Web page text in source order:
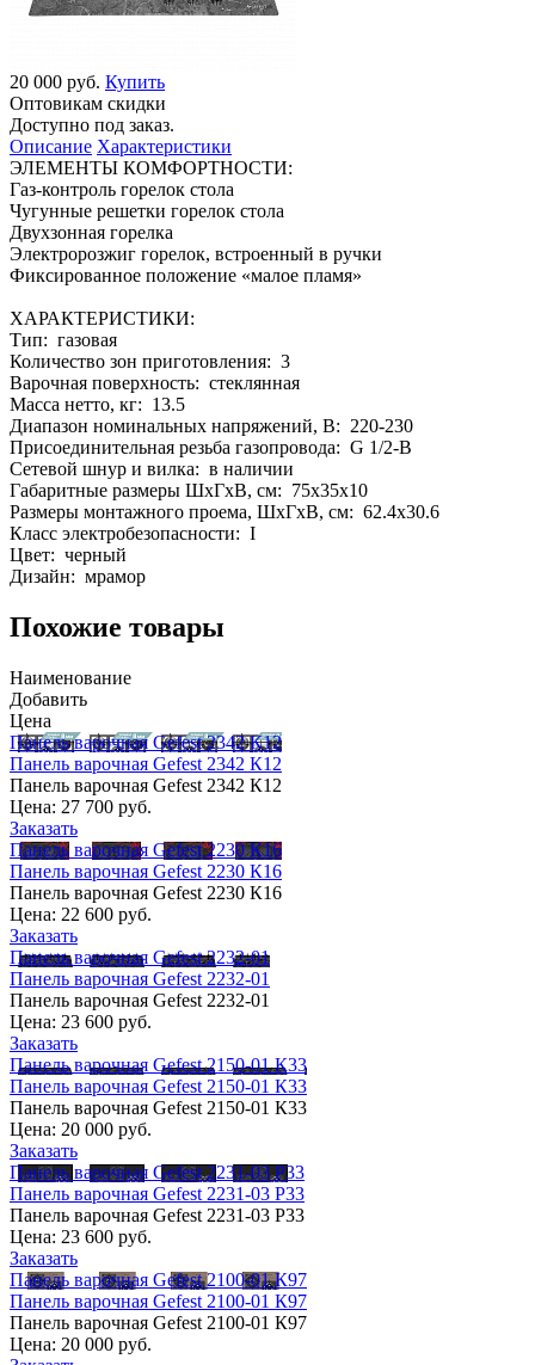
20 000 руб. Купить
Оптовикам скидки
Доступно под заказ.
Описание Характеристики
ЭЛЕМЕНТЫ КОМФОРТНОСТИ:
Газ-контроль горелок стола
Чугунные решетки горелок стола
Двухзонная горелка
Электророзжиг горелок, встроенный в ручки
Фиксированное положение «малое пламя»
ХАРАКТЕРИСТИКИ:
Тип: газовая
Количество зон приготовления: 3
Варочная поверхность: стеклянная
Масса нетто, кг: 13.5
Диапазон номинальных напряжений, В: 220-230
Присоединительная резьба газопровода: G 1/2-В
Сетевой шнур и вилка: в наличии
Габаритные размеры ШхГхВ, см: 75x35x10
Размеры монтажного проема, ШхГхВ, см: 62.4x30.6
Класс электробезопасности: I
Цвет: черный
Дизайн: мрамор
Похожие товары
Наименование
Добавить
Цена
Панель варочная Gefest 2342 К12
Панель варочная Gefest 2342 К12
Панель варочная Gefest 2342 К12
Цена: 27 700 руб.
Заказать
Панель варочная Gefest 2230 К16
Панель варочная Gefest 2230 К16
Панель варочная Gefest 2230 К16
Цена: 22 600 руб.
Заказать
Панель варочная Gefest 2232-01
Панель варочная Gefest 2232-01
Панель варочная Gefest 2232-01
Цена: 23 600 руб.
Заказать
Панель варочная Gefest 2150-01 К33
Панель варочная Gefest 2150-01 К33
Панель варочная Gefest 2150-01 К33
Цена: 20 000 руб.
Заказать
Панель варочная Gefest 2231-03 Р33
Панель варочная Gefest 2231-03 Р33
Панель варочная Gefest 2231-03 Р33
Цена: 23 600 руб.
Заказать
Панель варочная Gefest 2100-01 К97
Панель варочная Gefest 2100-01 К97
Панель варочная Gefest 2100-01 К97
Цена: 20 000 руб.